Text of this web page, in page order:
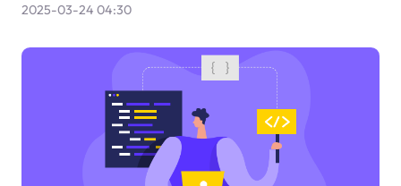
2025-03-24 04:30